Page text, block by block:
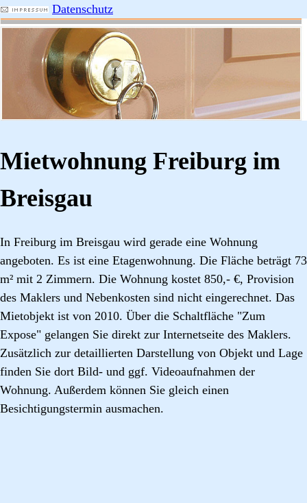
Datenschutz
Mietwohnung Freiburg im
Breisgau
In Freiburg im Breisgau wird gerade eine Wohnung
angeboten. Es ist eine Etagenwohnung. Die Fläche beträgt 73
m² mit 2 Zimmern. Die Wohnung kostet 850,- €, Provision
des Maklers und Nebenkosten sind nicht eingerechnet. Das
Mietobjekt ist von 2010. Über die Schaltfläche "Zum
Expose" gelangen Sie direkt zur Internetseite des Maklers.
Zusätzlich zur detaillierten Darstellung von Objekt und Lage
finden Sie dort Bild- und ggf. Videoaufnahmen der
Wohnung. Außerdem können Sie gleich einen
Besichtigungstermin ausmachen.